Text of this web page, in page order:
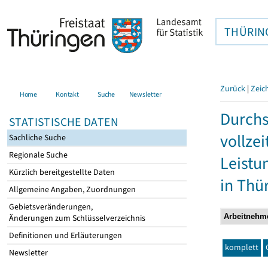
Home Kontakt Suche Newsletter
STATISTISCHE DATEN
Sachliche Suche
Regionale Suche
Kürzlich bereitgestellte Daten
Allgemeine Angaben, Zuordnungen
Gebietsveränderungen,
Änderungen zum Schlüsselverzeichnis
Definitionen und Erläuterungen
Newsletter
Zurück |
in
komplett